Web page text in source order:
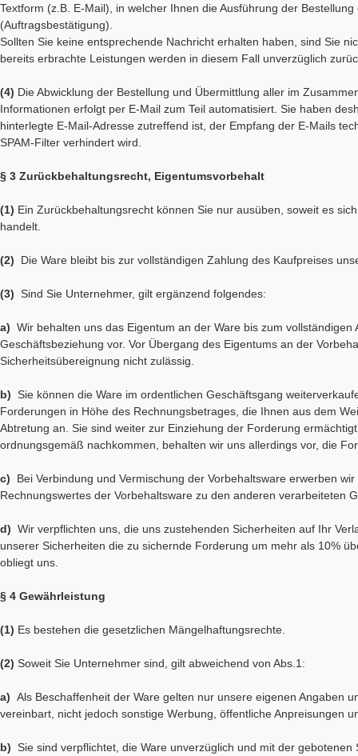
Textform (z.B. E-Mail), in welcher Ihnen die Ausführung der
(Auftragsbestätigung).
Sollten Sie keine entsprechende Nachricht erhalten haben, sind Sie
bereits erbrachte Leistungen werden in diesem Fall unverzüglich
(4) Die Abwicklung der Bestellung und Übermittlung aller im
Informationen erfolgt per E-Mail zum Teil automatisiert. Sie haben
hinterlegte E-Mail-Adresse zutreffend ist, der Empfang der E-Mails
SPAM-Filter verhindert wird.
§ 3 Zurückbehaltungsrecht, Eigentumsvorbehalt
(1) Ein Zurückbehaltungsrecht können Sie nur ausüben, soweit es
handelt.
(2) Die Ware bleibt bis zur vollständigen Zahlung des Kaufpreises
(3) Sind Sie Unternehmer, gilt ergänzend folgendes:
a) Wir behalten uns das Eigentum an der Ware bis zum
Geschäftsbeziehung vor. Vor Übergang des Eigentums an der
Sicherheitsübereignung nicht zulässig.
b) Sie können die Ware im ordentlichen Geschäftsgang
Forderungen in Höhe des Rechnungsbetrages, die Ihnen aus dem
Abtretung an. Sie sind weiter zur Einziehung der Forderung
ordnungsgemäß nachkommen, behalten wir uns allerdings vor, die
c) Bei Verbindung und Vermischung der Vorbehaltsware erwerben
Rechnungswertes der Vorbehaltsware zu den anderen verarbeiteten
d) Wir verpflichten uns, die uns zustehenden Sicherheiten auf Ihr
unserer Sicherheiten die zu sichernde Forderung um mehr als 10%
obliegt uns.
§ 4 Gewährleistung
(1) Es bestehen die gesetzlichen Mängelhaftungsrechte.
(2) Soweit Sie Unternehmer sind, gilt abweichend von Abs.1:
a) Als Beschaffenheit der Ware gelten nur unsere eigenen Angaben
vereinbart, nicht jedoch sonstige Werbung, öffentliche Anpreisungen
b) Sie sind verpflichtet, die Ware unverzüglich und mit der